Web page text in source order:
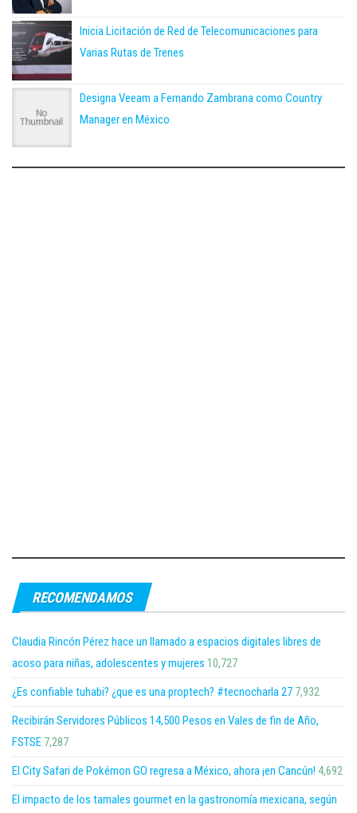
Inicia Licitación de Red de Telecomunicaciones para
Varias Rutas de Trenes
Designa Veeam a Fernando Zambrana como Country
Manager en México
RECOMENDAMOS
Claudia Rincón Pérez hace un llamado a espacios digitales libres de
acoso para niñas, adolescentes y mujeres 10,727
¿Es confiable tuhabi? ¿que es una proptech? #tecnocharla 27 7,932
Recibirán Servidores Públicos 14,500 Pesos en Vales de fin de Año,
FSTSE 7,287
El City Safari de Pokémon GO regresa a México, ahora ¡en Cancún! 4,692
El impacto de los tamales gourmet en la gastronomía mexicana, según